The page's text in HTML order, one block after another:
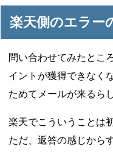
楽天側のエラー
問い合わせてみたとこ
イントが獲得できなく
ためてメールが来るら
楽天でこういうことは
ただ、返答の感じから